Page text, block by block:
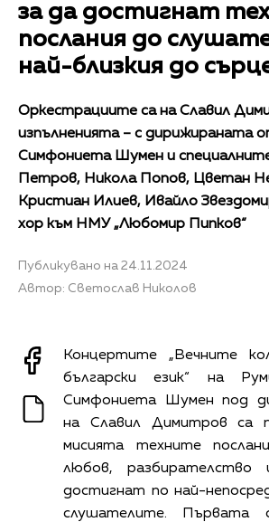
за да достигнат
послания до
най-близкия до
Оркестрациите са на Славил
изпълненията – с дирижираната
Симфониета Шумен и
Петров, Никола Попов, Цветан
Кристиан Илиев, Ивайло
хор към НМУ „Любомир Пипков“
Публикувано на 24.11.2024
Автор: Светослав Николов
Концертите „Вечните
български език“ на
Симфониета Шумен под
на Славил Димитров са
мисията техните
любов,
достигнат по най-
слушателите. Първата